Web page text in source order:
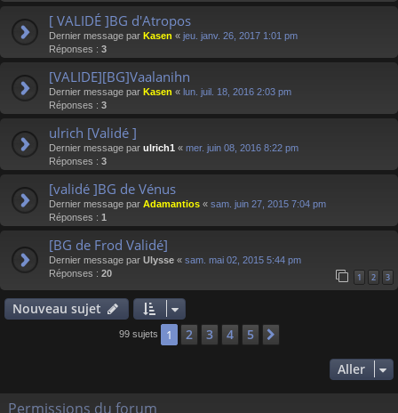
[ VALIDÉ ]BG d'Atropos
Dernier message par Kasen « jeu. janv. 26, 2017 1:01 pm
Réponses : 3
[VALIDE][BG]Vaalanihn
Dernier message par Kasen « lun. juil. 18, 2016 2:03 pm
Réponses : 3
ulrich [Validé ]
Dernier message par ulrich1 « mer. juin 08, 2016 8:22 pm
Réponses : 3
[validé ]BG de Vénus
Dernier message par Adamantios « sam. juin 27, 2015 7:04 pm
Réponses : 1
[BG de Frod Validé]
Dernier message par Ulysse « sam. mai 02, 2015 5:44 pm
Réponses : 20 1 2 3
Nouveau sujet
99 sujets 1 2 3 4 5
Aller
Permissions du forum